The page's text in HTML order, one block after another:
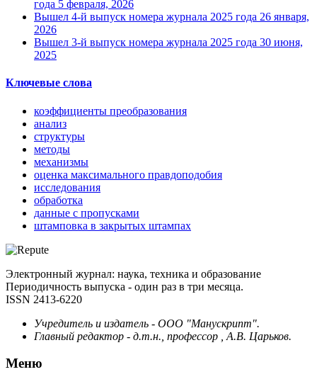
года 5 февраля, 2026
Вышел 4-й выпуск номера журнала 2025 года 26 января,
2026
Вышел 3-й выпуск номера журнала 2025 года 30 июня,
2025
Ключевые слова
коэффициенты преобразования
анализ
структуры
методы
механизмы
оценка максимального правдоподобия
исследования
обработка
данные с пропусками
штамповка в закрытых штампах
Электронный журнал: наука, техника и образование
Периодичность выпуска - один раз в три месяца.
ISSN 2413-6220
Учредитель и издатель - ООО "Манускрипт".
Главный редактор - д.т.н., профессор , А.В. Царьков.
Меню